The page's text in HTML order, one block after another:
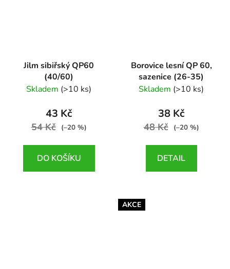
Jilm sibiřský QP60
(40/60)
Ulmus pumila
Skladem (>10 ks)
43 Kč
54 Kč (–20 %)
DO KOŠÍKU
Borovice lesní QP 60,
sazenice (26-35)
Pinus sylvestris
Skladem (>10 ks)
38 Kč
48 Kč (–20 %)
DETAIL
AKCE